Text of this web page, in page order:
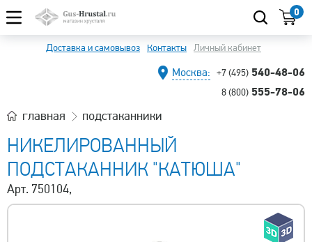
0
Доставка и самовывоз Контакты Личный кабинет
Москва: +7 (495) 540-48-06
8 (800) 555-78-06
главная подстаканники
НИКЕЛИРОВАННЫЙ
ПОДСТАКАННИК "КАТЮША"
Арт. 750104,